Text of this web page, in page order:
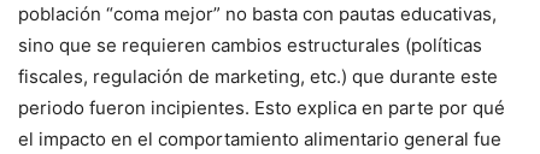
población “coma mejor” no basta con pautas educativas,
sino que se requieren cambios estructurales (políticas
fiscales, regulación de marketing, etc.) que durante este
periodo fueron incipientes. Esto explica en parte por qué
el impacto en el comportamiento alimentario general fue